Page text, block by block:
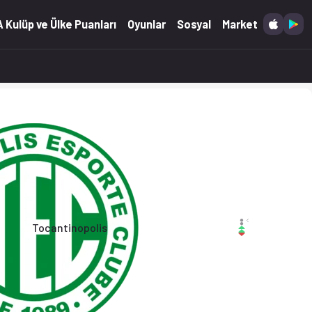
Kulüp ve Ülke Puanları Oyunlar Sosyal Market
Tocantinopolis